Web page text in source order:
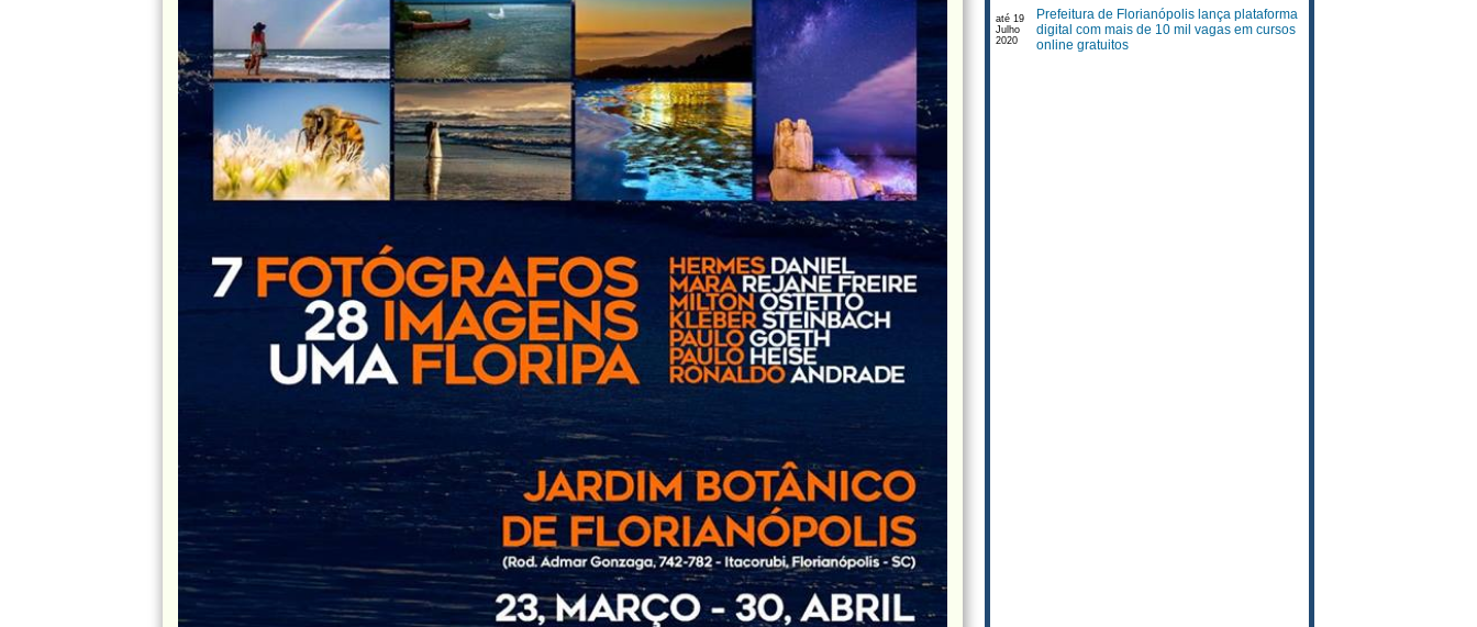
até 19
Julho
2020
Prefeitura de Florianópolis lança plataforma
digital com mais de 10 mil vagas em cursos
online gratuitos